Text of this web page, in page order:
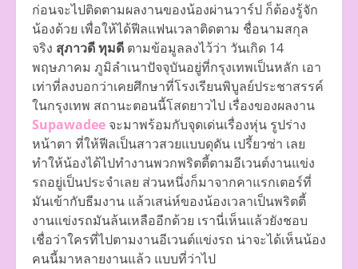
ก่อนจะไปติดตามผลงานของน้องผ่านวาร์ป ก็ต้องรู้จัก
น้องด้วย เพื่อให้ได้ฟีลแฟนเวลาติดตาม ชื่อนามสกุล
จริง สุภาวดี ทุมดี ตามข้อมูลลงไว้ว่า วันเกิด 14
พฤษภาคม ภูมิลำเนาปัจจุบันอยู่ที่กรุงเทพเป็นหลัก เอา
เท่าที่ลงบอกว่าเคยศึกษาที่โรงเรียนพิบูลย์ประชาสรรค์
ในกรุงเทพ สถานะตอนนี้โสดยาวไป เรื่องของผลงาน
Supawadee จะมาพร้อมกับจุดเด่นเรื่องหุ่น รูปร่าง
หน้าตา ที่ให้ฟีลเป็นสาวสวยแบบดุดัน เปรี้ยวซ่า เลย
ทำให้น้องได้ไปทำงานพวกพริตตี้ตามอีเวนต์งานแข่ง
รถอยู่เป็นประจำเลย ส่วนหนึ่งก็มาจากคาแรกเตอร์ที่
มันเข้ากับธีมงาน แล้วเสน่ห์ของน้องเวลาเป็นพริตตี้
งานแข่งรถมันล้นเหลืออีกด้วย เรานี่เห็นแล้วยังชอบ
เชื่อว่าใครที่ไปตามงานอีเวนต์แข่งรถ น่าจะได้เห็นน้อง
คนนี้มาหลายงานแล้ว แบบที่ว่าไป